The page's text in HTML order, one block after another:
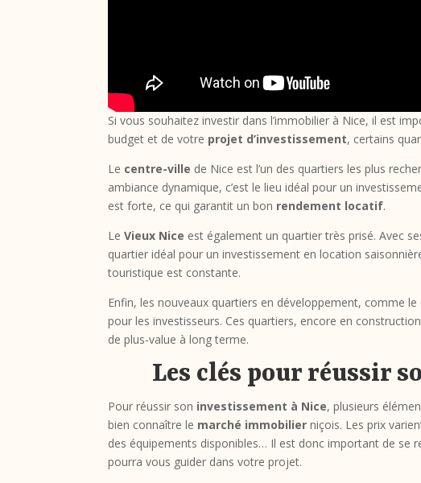
Si vous souhaitez investir dans l’immobilier à Nice, il est
budget et de votre projet d’investissement, certains
Le centre-ville de Nice est l’un des quartiers les plus
ambiance dynamique, c’est le lieu idéal pour un
est forte, ce qui garantit un bon rendement locatif.
LeVieux Nice est également un quartier très prisé. Avec
quartier idéal pour un investissement en location
touristique est constante.
Enfin, les nouveaux quartiers en développement, comme
pour les investisseurs. Ces quartiers, encore en
de plus-value à long terme.
Les clés pour réussir
Pour réussir son investissement à Nice, plusieurs
bien connaître le marché immobilier niçois. Les prix
des équipements disponibles… Il est donc important de se
pourra vous guider dans votre projet.